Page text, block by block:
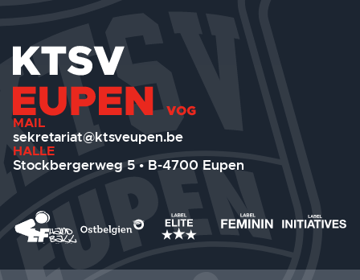
MAIL
sekretariat@ktsveupen.be
HALLE
Stockbergerweg 5 • B-4700 Eupen